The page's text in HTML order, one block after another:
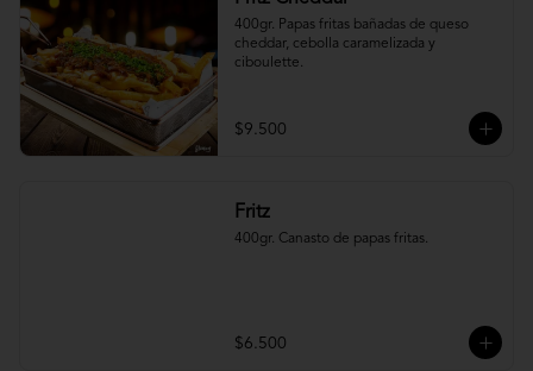
400gr. Papas fritas bañadas de queso
cheddar, cebolla caramelizada y
ciboulette.
$9.500
Fritz
400gr. Canasto de papas fritas.
$6.500